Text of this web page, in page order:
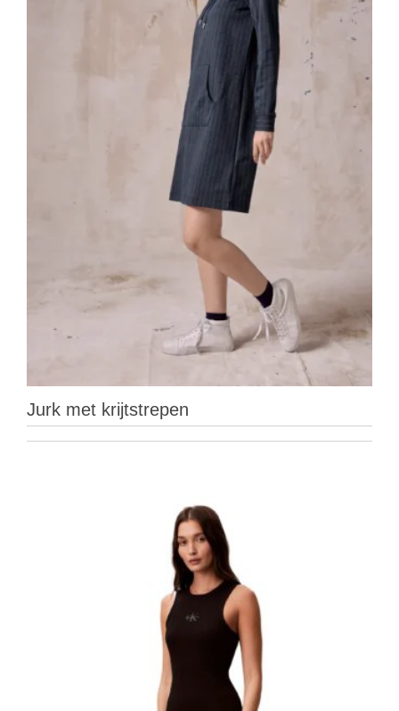
Jurk met krijtstrepen